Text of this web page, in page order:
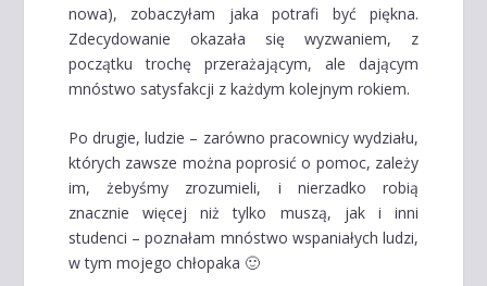
nowa), zobaczyłam jaka potrafi być piękna.
Zdecydowanie okazała się wyzwaniem, z
początku trochę przerażającym, ale dającym
mnóstwo satysfakcji z każdym kolejnym rokiem.
Po drugie, ludzie – zarówno pracownicy wydziału,
których zawsze można poprosić o pomoc, zależy
im, żebyśmy zrozumieli, i nierzadko robią
znacznie więcej niż tylko muszą, jak i inni
studenci – poznałam mnóstwo wspaniałych ludzi,
w tym mojego chłopaka 🙂